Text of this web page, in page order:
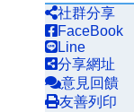
社群分享
FaceBook
Line
分享網址
意見回饋
友善列印